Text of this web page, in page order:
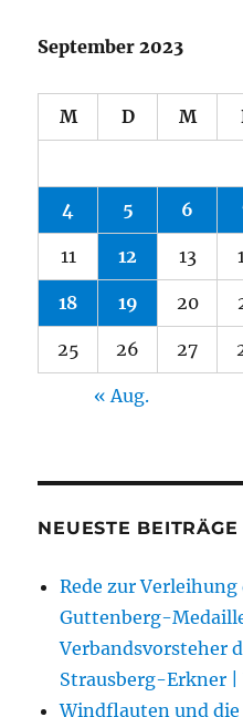
September 2023
M D M
4 5 6
11 12 13
18 19 20
25 26 27
« Aug.
NEUESTE BEITRÄGE
Rede zur Verleihung
Guttenberg-
Verbandsvorsteher
Strausberg-Erkner
Windflauten und